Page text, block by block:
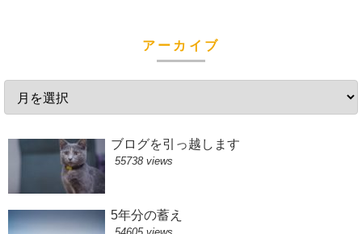
アーカイブ
ブログを引っ越します
55738 views
5年分の蓄え